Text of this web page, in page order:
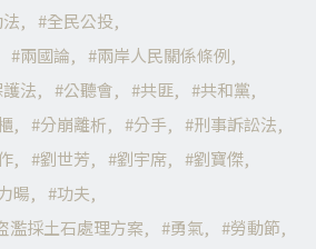
全民公投
兩國論
兩岸人民關係條例
法 公聽會 共匪
共和黨
分崩離析 分手
刑事訴訟法
劉世芳 劉宇席
劉寶傑
暘
功夫
濫採土石處理方案
勇氣
勞動節